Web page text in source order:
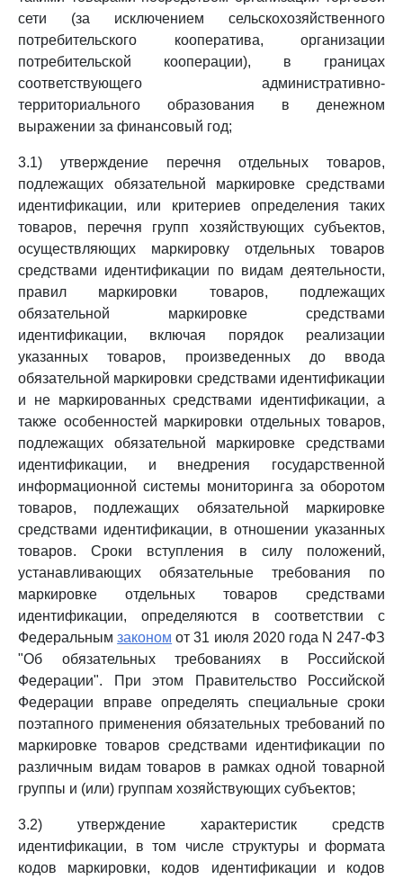
сети (за исключением сельскохозяйственного
потребительского кооператива, организации
потребительской кооперации), в границах
соответствующего административно-
территориального образования в денежном
выражении за финансовый год;
3.1) утверждение перечня отдельных товаров,
подлежащих обязательной маркировке средствами
идентификации, или критериев определения таких
товаров, перечня групп хозяйствующих субъектов,
осуществляющих маркировку отдельных товаров
средствами идентификации по видам деятельности,
правил маркировки товаров, подлежащих
обязательной маркировке средствами
идентификации, включая порядок реализации
указанных товаров, произведенных до ввода
обязательной маркировки средствами идентификации
и не маркированных средствами идентификации, а
также особенностей маркировки отдельных товаров,
подлежащих обязательной маркировке средствами
идентификации, и внедрения государственной
информационной системы мониторинга за оборотом
товаров, подлежащих обязательной маркировке
средствами идентификации, в отношении указанных
товаров. Сроки вступления в силу положений,
устанавливающих обязательные требования по
маркировке отдельных товаров средствами
идентификации, определяются в соответствии с
Федеральнымзаконом от 31 июля 2020 года N 247-ФЗ
"Об обязательных требованиях в Российской
Федерации". При этом Правительство Российской
Федерации вправе определять специальные сроки
поэтапного применения обязательных требований по
маркировке товаров средствами идентификации по
различным видам товаров в рамках одной товарной
группы и (или) группам хозяйствующих субъектов;
3.2) утверждение характеристик средств
идентификации, в том числе структуры и формата
кодов маркировки, кодов идентификации и кодов